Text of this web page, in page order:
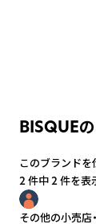
BISQUE
このブランドを
2 件中 2 件を表
その他の小売店